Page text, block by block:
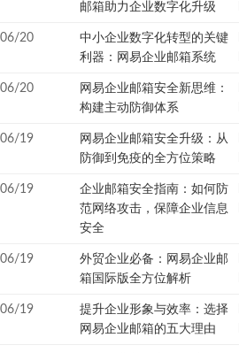
邮箱助力企业数字化升级
06/20
中小企业数字化转型的关键
利器：网易企业邮箱系统
06/20
网易企业邮箱安全新思维：
构建主动防御体系
06/19
网易企业邮箱安全升级：从
防御到免疫的全方位策略
06/19
企业邮箱安全指南：如何防
范网络攻击，保障企业信息
安全
06/19
外贸企业必备：网易企业邮
箱国际版全方位解析
06/19
提升企业形象与效率：选择
网易企业邮箱的五大理由